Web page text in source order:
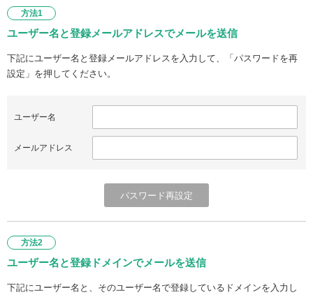
方法1
ユーザー名と登録メールアドレスでメールを送信
下記にユーザー名と登録メールアドレスを入力して、「パスワードを再
設定」を押してください。
ユーザー名
メールアドレス
方法2
ユーザー名と登録ドメインでメールを送信
下記にユーザー名と、そのユーザー名で登録しているドメインを入力し